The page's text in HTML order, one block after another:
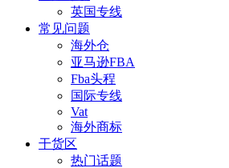
英国专线
常见问题
海外仓
亚马逊FBA
Fba头程
国际专线
Vat
海外商标
干货区
热门话题